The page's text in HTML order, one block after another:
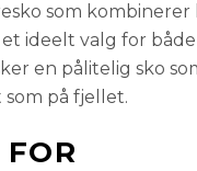
Få
som
et ideelt valg for
en pålitelig sko
på fjellet.
FOR